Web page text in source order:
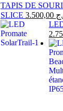
TAPIS DE
SLICE